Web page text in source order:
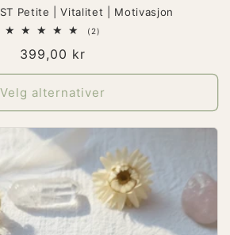
Petite | Vitalitet | Motivasjon
(2)
Vanlig
pris
399,00 kr
Velg alternativer